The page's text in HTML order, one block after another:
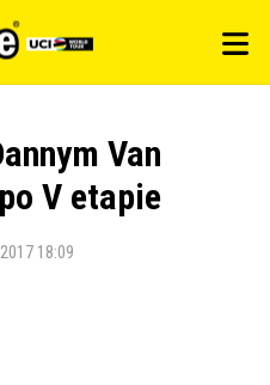
Van
V etapie
18:09